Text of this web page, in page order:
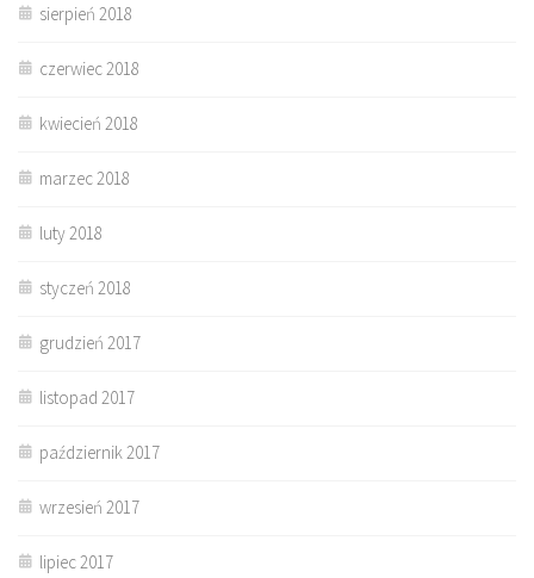
sierpień 2018
czerwiec 2018
kwiecień 2018
marzec 2018
luty 2018
styczeń 2018
grudzień 2017
listopad 2017
październik 2017
wrzesień 2017
lipiec 2017